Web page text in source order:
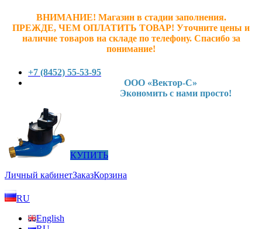
ВНИМАНИЕ! Магазин в стадии заполнения.
ПРЕЖДЕ, ЧЕМ ОПЛАТИТЬ ТОВАР! Уточните цены и
наличие товаров на складе по телефону. Спасибо за
понимание!
+7 (8452) 55-53-95
ООО «Вектор-С»
Экономить с нами просто!
КУПИТЬ
Личный кабинетЗаказКорзина
RU
English